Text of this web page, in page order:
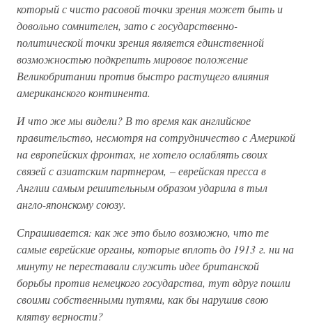
который с чисто расовой точки зрения может быть и
довольно сомнителен, зато с государственно-
политической точки зрения является единственной
возможностью подкрепить мировое положение
Великобритании против быстро растущего влияния
американского континента.
И что же мы видели? В то время как английское
правительство, несмотря на сотрудничество с Америкой
на европейских фронтах, не хотело ослаблять своих
связей с азиатским партнером, – еврейская пресса в
Англии самым решительным образом ударила в тыл
англо-японскому союзу.
Спрашивается: как же это было возможно, что те
самые еврейские органы, которые вплоть до 1913 г. ни на
минуту не переставали служить идее британской
борьбы против немецкого государства, тут вдруг пошли
своими собственными путями, как бы нарушив свою
клятву верности?